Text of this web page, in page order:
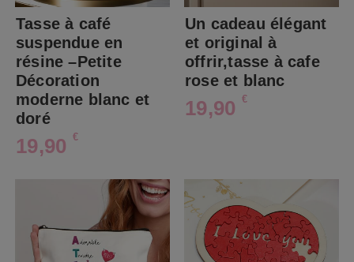
Tasse à café
suspendue en
résine –Petite
Décoration
moderne blanc et
doré
19,90 €
Un cadeau élégant
et original à
offrir,tasse à cafe
rose et blanc
19,90 €